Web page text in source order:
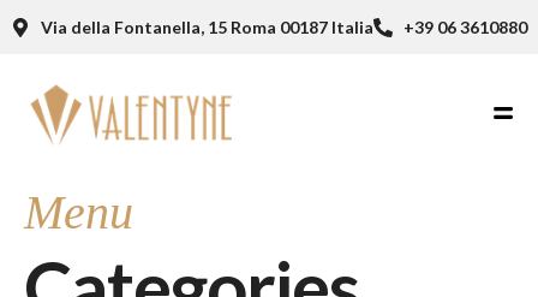
Via della Fontanella, 15 Roma 00187 Italia +39 06 3610880
Menu